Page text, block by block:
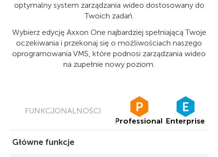
optymalny system zarządzania wideo dostosowany do
Twoich zadań.
Wybierz edycję Axxon One najbardziej spełniającą Twoje
oczekiwania i przekonaj się o możliwościach naszego
oprogramowania VMS, które podnosi zarządzania wideo
na zupełnie nowy poziom.
FUNKCJONALNOŚCI
Professional Enterprise
Główne funkcje